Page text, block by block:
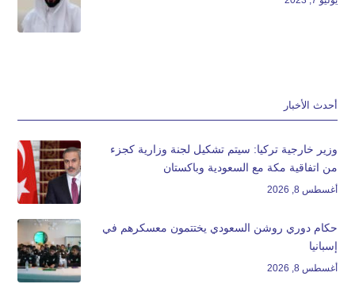
أحدث الأخبار
وزير خارجية تركيا: سيتم تشكيل لجنة وزارية كجزء
من اتفاقية مكة مع السعودية وباكستان
أغسطس 8, 2026
حكام دوري روشن السعودي يختتمون معسكرهم في
إسبانيا
أغسطس 8, 2026